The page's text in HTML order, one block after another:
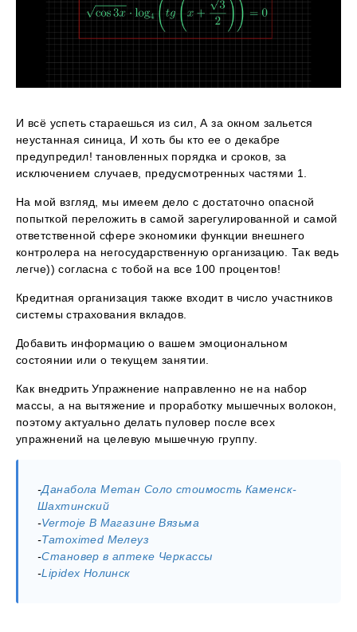
И всё успеть стараешься из сил, А за окном зальется
неустанная синица, И хоть бы кто ее о декабре
предупредил! тановленных порядка и сроков, за
исключением случаев, предусмотренных частями 1.
На мой взгляд, мы имеем дело с достаточно опасной
попыткой переложить в самой зарегулированной и самой
ответственной сфере экономики функции внешнего
контролера на негосударственную организацию. Так ведь
легче)) согласна с тобой на все 100 процентов!
Кредитная организация также входит в число участников
системы страхования вкладов.
Добавить информацию о вашем эмоциональном
состоянии или о текущем занятии.
Как внедрить Упражнение направленно не на набор
массы, а на вытяжение и проработку мышечных волокон,
поэтому актуально делать пуловер после всех
упражнений на целевую мышечную группу.
-Данабола Метан Соло стоимость Каменск-
Шахтинский
-Vermoje В Магазине Вязьма
-Tamoximed Мелеуз
-Становер в аптеке Черкассы
-Lipidex Нолинск